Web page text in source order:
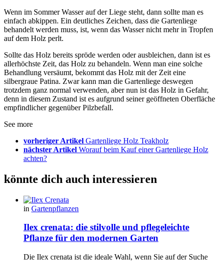
Wenn im Sommer Wasser auf der Liege steht, dann sollte man es
einfach abkippen. Ein deutliches Zeichen, dass die Gartenliege
behandelt werden muss, ist, wenn das Wasser nicht mehr in Tropfen
auf dem Holz perlt.
Sollte das Holz bereits spröde werden oder ausbleichen, dann ist es
allerhöchste Zeit, das Holz zu behandeln. Wenn man eine solche
Behandlung versäumt, bekommt das Holz mit der Zeit eine
silbergraue Patina. Zwar kann man die Gartenliege deswegen
trotzdem ganz normal verwenden, aber nun ist das Holz in Gefahr,
denn in diesem Zustand ist es aufgrund seiner geöffneten Oberfläche
empfindlicher gegenüber Pilzbefall.
See more
vorheriger Artikel Gartenliege Holz Teakholz
nächster Artikel Worauf beim Kauf einer Gartenliege Holz
achten?
könnte dich auch interessieren
in Gartenpflanzen
Ilex crenata: die stilvolle und pflegeleichte
Pflanze für den modernen Garten
Die Ilex crenata ist die ideale Wahl, wenn Sie auf der Suche